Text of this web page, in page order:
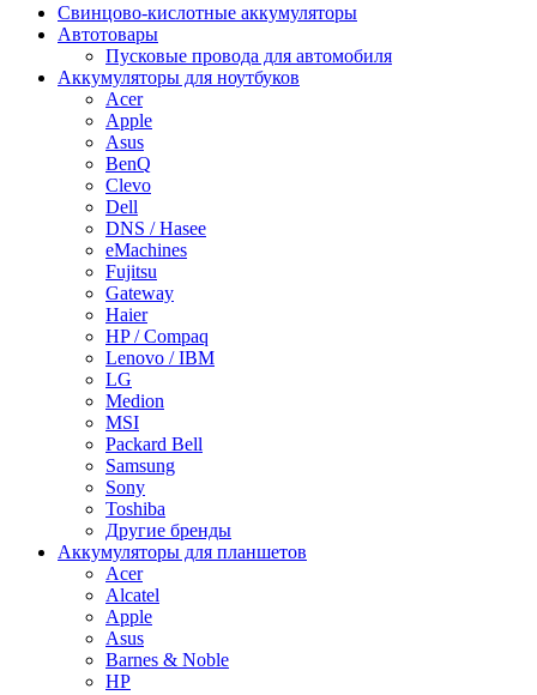
Cвинцово-кислотные аккумуляторы
Автотовары
Пусковые провода для автомобиля
Аккумуляторы для ноутбуков
Acer
Apple
Asus
BenQ
Clevo
Dell
DNS / Hasee
eMachines
Fujitsu
Gateway
Haier
HP / Compaq
Lenovo / IBM
LG
Medion
MSI
Packard Bell
Samsung
Sony
Toshiba
Другие бренды
Аккумуляторы для планшетов
Acer
Alcatel
Apple
Asus
Barnes & Noble
HP